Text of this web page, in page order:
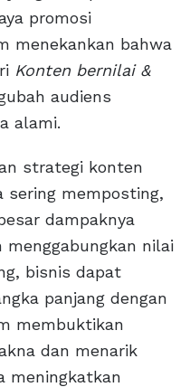
promosi
menekankan bahwa
Konten bernilai &
audiens
alami.
strategi konten
sering memposting,
dampaknya
menggabungkan nilai
bisnis dapat
panjang dengan
membuktikan
dan menarik
meningkatkan